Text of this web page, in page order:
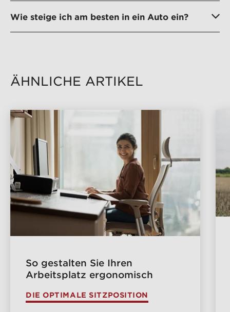
Wie steige ich am besten in ein Auto ein?
ÄHNLICHE ARTIKEL
So gestalten Sie Ihren
Arbeitsplatz ergonomisch
DIE OPTIMALE SITZPOSITION